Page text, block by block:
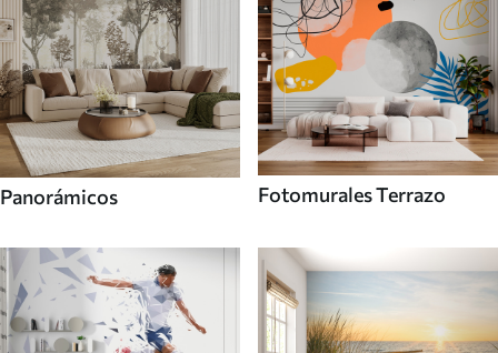
Panorámicos Fotomurales Terrazo